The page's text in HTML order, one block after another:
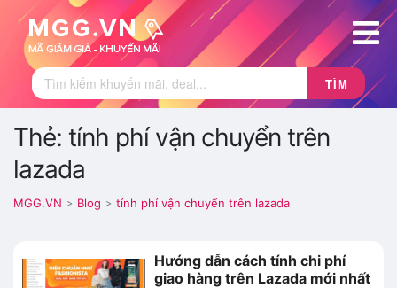
TÌM
Thẻ: tính phí vận chuyển trên
lazada
MGG.VN > Blog > tính phí vận chuyển trên lazada
Hướng dẫn cách tính chi phí
giao hàng trên Lazada mới nhất